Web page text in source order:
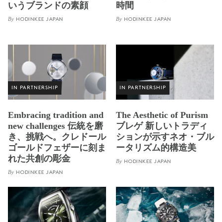
いうブランドの素顔
By HODINKEE JAPAN
時間
By HODINKEE JAPAN
IN PARTNERSHIP
Embracing tradition and
new challenges 伝統を磨
き、挑戦へ。クレドール
ゴールドフェザーに刻ま
れた共創の彫金
By HODINKEE JAPAN
IN PARTNERSHIP
The Aesthetic of Purism
ブレゲ 新しいトラディ
ションが示すネオ・ブル
ータリズム的構造美
By HODINKEE JAPAN